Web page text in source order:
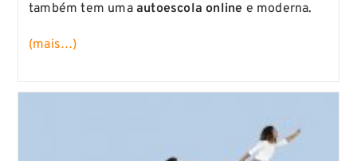
também tem umaautoescola online e moderna.
(mais…)